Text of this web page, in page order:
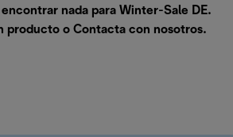
nada para Winter-Sale DE.
producto o Contacta con nosotros.